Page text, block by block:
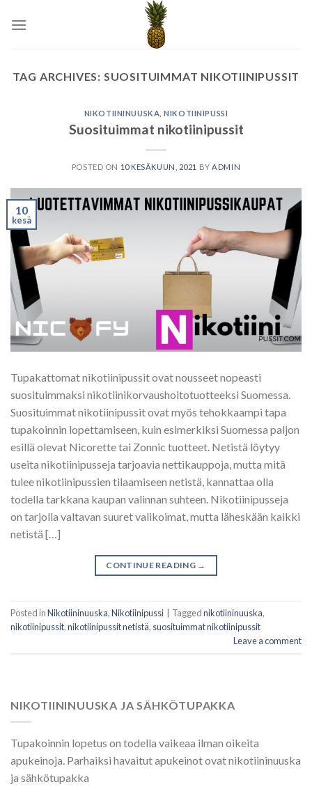
TAG ARCHIVES: SUOSITUIMMAT NIKOTIINIPUSSIT
NIKOTIININUUSKA ,NIKOTIINIPUSSI
Suosituimmat nikotiinipussit
POSTED ON 10 KESÄKUUN, 2021 BY ADMIN
10
kesä
Tupakattomat nikotiinipussit ovat nousseet nopeasti
suosituimmaksi nikotiinikorvaushoitotuotteeksi Suomessa.
Suosituimmat nikotiinipussit ovat myös tehokkaampi tapa
tupakoinnin lopettamiseen, kuin esimerkiksi Suomessa paljon
esillä olevat Nicorette tai Zonnic tuotteet. Netistä löytyy
useita nikotiinipusseja tarjoavia nettikauppoja, mutta mitä
tulee nikotiinipussien tilaamiseen netistä, kannattaa olla
todella tarkkana kaupan valinnan suhteen. Nikotiinipusseja
on tarjolla valtavan suuret valikoimat, mutta läheskään kaikki
netistä […]
CONTINUE READING →
Posted inNikotiininuuska,Nikotiinipussi Taggednikotiininuuska,
nikotiinipussit,nikotiinipussit netistä, suosituimmat nikotiinipussit
Leave a comment
NIKOTIININUUSKA JA SÄHKÖTUPAKKA
Tupakoinnin lopetus on todella vaikeaa ilman oikeita
apukeinoja. Parhaiksi havaitut apukeinot ovat nikotiininuuska
ja sähkötupakka